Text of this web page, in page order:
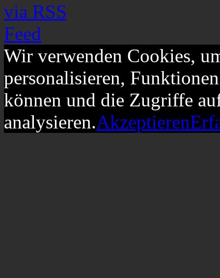
Wir verwenden Cookies,
personalisieren,
können und die Zugriffe
analysieren.Akzeptieren